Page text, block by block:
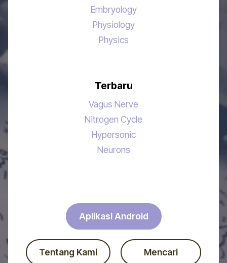
Embryology
Physiology
Physics
Terbaru
Vagus Nerve
Nitrogen Cycle
Hypersonic
Neurons
Aplikasi Android
Tentang Kami Mencari